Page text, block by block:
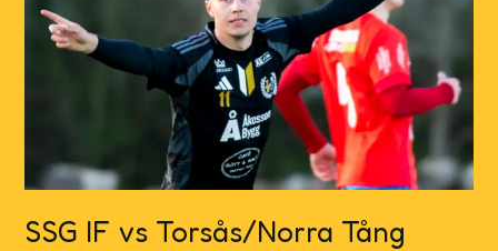
SSG IF vs Torsås/Norra Tång